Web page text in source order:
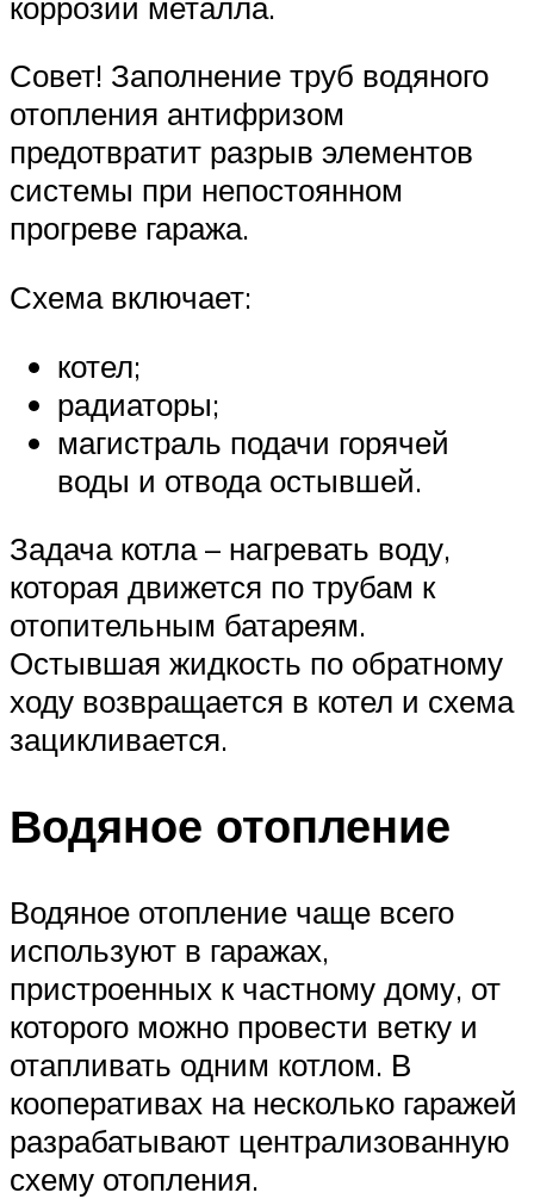
Совет! Заполнение труб водяного
отопления антифризом
предотвратит разрыв элементов
системы при непостоянном
прогреве гаража.
Схема включает:
котел;
радиаторы;
магистраль подачи горячей
воды и отвода остывшей.
Задача котла – нагревать воду,
которая движется по трубам к
отопительным батареям.
Остывшая жидкость по обратному
ходу возвращается в котел и схема
зацикливается.
Водяное отопление
Водяное отопление чаще всего
используют в гаражах,
пристроенных к частному дому, от
которого можно провести ветку и
отапливать одним котлом. В
кооперативах на несколько гаражей
разрабатывают централизованную
схему отопления.